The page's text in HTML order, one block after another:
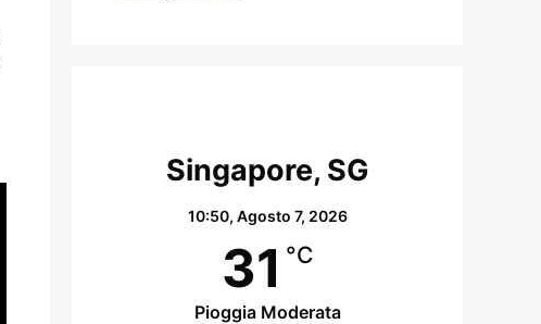
Singapore, SG
10:50, Agosto 7, 2026
31 °C
Pioggia Moderata